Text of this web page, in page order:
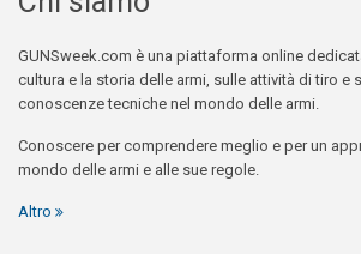
GUNSweek.com è una piattaforma online
cultura e la storia delle armi, sulle attività di tiro e
conoscenze tecniche nel mondo delle armi.
Conoscere per comprendere meglio e per un
mondo delle armi e alle sue regole.
Altro